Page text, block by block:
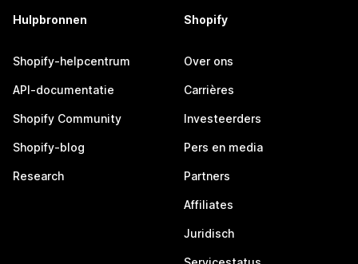
Hulpbronnen
Shopify-helpcentrum
API-documentatie
Shopify Community
Shopify-blog
Research
Shopify
Over ons
Carrières
Investeerders
Pers en media
Partners
Affiliates
Juridisch